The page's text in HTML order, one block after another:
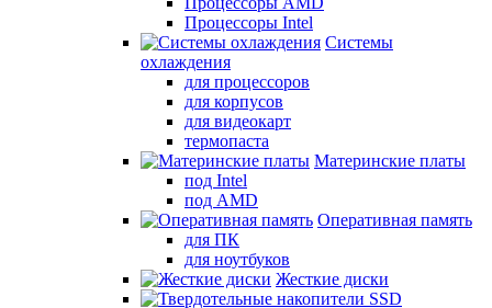
Процессоры Intel
Системы
охлаждения
для процессоров
для корпусов
для видеокарт
термопаста
Материнские платы
под Intel
под AMD
Оперативная память
для ПК
для ноутбуков
Жесткие диски